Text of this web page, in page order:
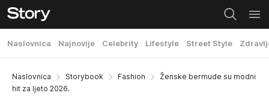
Naslovnica Najnovije Celebrity Lifestyle Street Style
Naslovnica Storybook Fashion
Ženske bermude su modni
hit za ljeto 2026.